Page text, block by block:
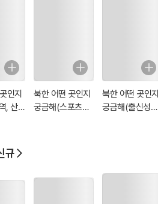
인지
, 산,
북한 어떤 곳인지
궁금해(스포츠와
북한 어떤 곳인지
궁금해(출신성분,
규